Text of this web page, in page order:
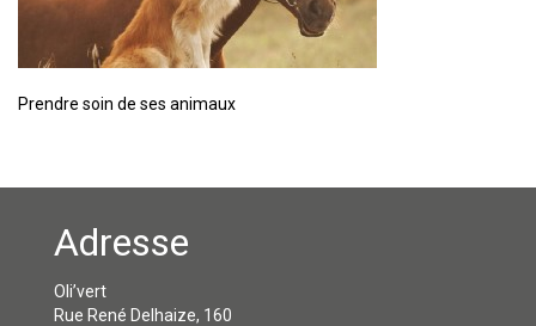
Prendre soin de ses animaux
Adresse
Oli’vert
Rue René Delhaize, 160